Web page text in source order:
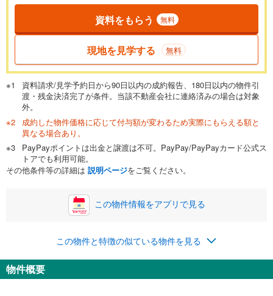
資料をもらう 無料
現地を見学する 無料
資料請求/見学予約日から90日以内の成約報告、180日以内の物件引
渡・残金決済完了が条件。当該不動産会社に連絡済みの場合は対象
外。
成約した物件価格に応じて付与額が変わるため実際にもらえる額と
異なる場合あり。
PayPayポイントは出金と譲渡は不可。PayPay/PayPayカード公式ス
トアでも利用可能。
その他条件等の詳細は 説明ページをご覧ください。
この物件情報をアプリで見る
この物件と特徴の似ている物件を見る
物件概要